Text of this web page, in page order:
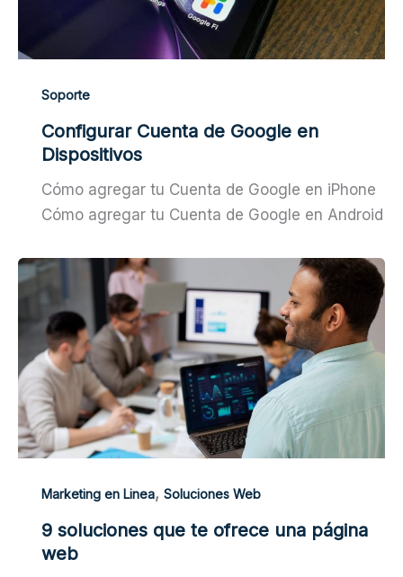
Soporte
Configurar Cuenta de Google en
Dispositivos
Cómo agregar tu Cuenta de Google en iPhone
Cómo agregar tu Cuenta de Google en Android
Marketing en Linea, Soluciones Web
9 soluciones que te ofrece una página
web